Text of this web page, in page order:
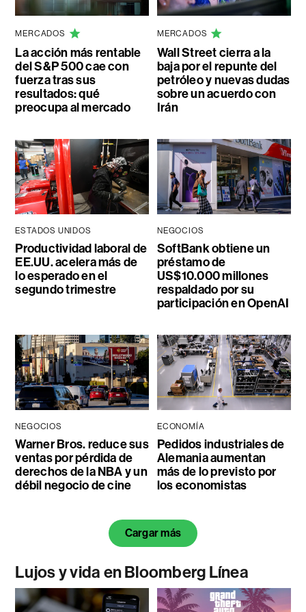
MERCADOS
La acción más rentable
del S&P 500 cae con
fuerza tras sus
resultados: qué
preocupa al mercado
MERCADOS
Wall Street cierra a la
baja por el repunte del
petróleo y nuevas dudas
sobre un acuerdo con
Irán
ESTADOS UNIDOS
Productividad laboral de
EE.UU. acelera más de
lo esperado en el
segundo trimestre
NEGOCIOS
SoftBank obtiene un
préstamo de
US$10.000 millones
respaldado por su
participación en OpenAI
NEGOCIOS
Warner Bros. reduce sus
ventas por pérdida de
derechos de la NBA y un
débil negocio de cine
ECONOMÍA
Pedidos industriales de
Alemania aumentan
más de lo previsto por
los economistas
Cargar más
Lujos y vida en Bloomberg Línea